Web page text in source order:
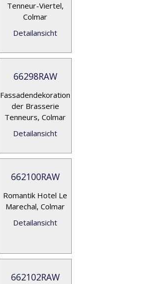
Tenneur-Viertel,
Colmar
Detailansicht
66298RAW
Fassadendekoration
der Brasserie
Tenneurs, Colmar
Detailansicht
662100RAW
Romantik Hotel Le
Marechal, Colmar
Detailansicht
662102RAW